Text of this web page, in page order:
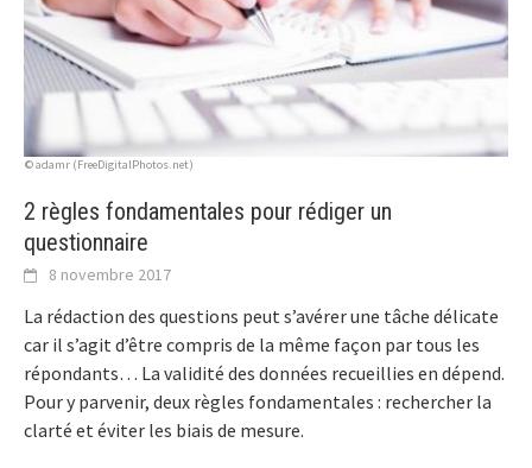
© adamr (FreeDigitalPhotos.net)
2 règles fondamentales pour rédiger un
questionnaire
8 novembre 2017
La rédaction des questions peut s’avérer une tâche délicate
car il s’agit d’être compris de la même façon par tous les
répondants… La validité des données recueillies en dépend.
Pour y parvenir, deux règles fondamentales : rechercher la
clarté et éviter les biais de mesure.